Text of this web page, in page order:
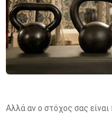
Αλλά αν ο στόχος σας